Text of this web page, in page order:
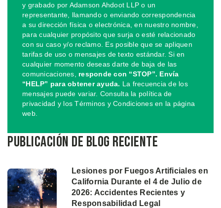
y grabado por Adamson Ahdoot LLP o un
representante, llamando o enviando correspondencia
a su dirección física o electrónica, en nuestro nombre,
para cualquier propósito que surja o esté relacionado
con su caso y/o reclamo. Es posible que se apliquen
tarifas de uso o mensajes de texto estándar. Si en
cualquier momento deseas darte de baja de las
comunicaciones, responde con “STOP”. Envía
“HELP” para obtener ayuda. La frecuencia de los
mensajes puede variar. Consulta la política de
privacidad y los Términos y Condiciones en la página
web.
Publicación de blog reciente
Lesiones por Fuegos Artificiales en
California Durante el 4 de Julio de
2026: Accidentes Recientes y
Responsabilidad Legal